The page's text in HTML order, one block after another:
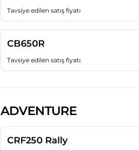
Tavsiye edilen satış fiyatı
CB650R
Tavsiye edilen satış fiyatı
ADVENTURE
CRF250 Rally